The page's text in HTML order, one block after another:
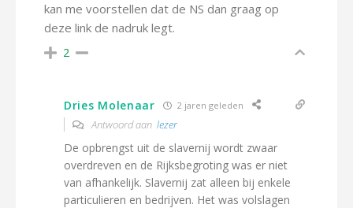
kan me voorstellen dat de NS dan graag op
deze link de nadruk legt.
2
Dries Molenaar 2 jaren geleden
Antwoord aan lezer
De opbrengst uit de slavernij wordt zwaar
overdreven en de Rijksbegroting was er niet
van afhankelijk. Slavernij zat alleen bij enkele
particulieren en bedrijven. Het was volslagen